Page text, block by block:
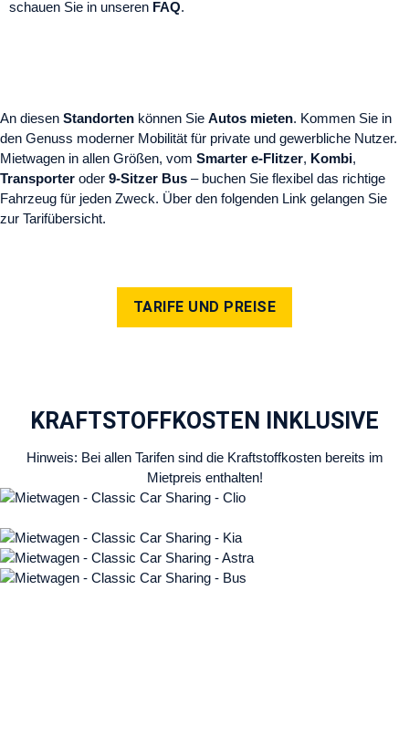
schauen Sie in unseren FAQ.
An diesen Standorten können Sie Autos mieten. Kommen Sie in
den Genuss moderner Mobilität für private und gewerbliche Nutzer.
Mietwagen in allen Größen, vom Smarter e-Flitzer, Kombi,
Transporter oder 9-Sitzer Bus – buchen Sie flexibel das richtige
Fahrzeug für jeden Zweck. Über den folgenden Link gelangen Sie
zur Tarifübersicht.
TARIFE UND PREISE
KRAFTSTOFFKOSTEN INKLUSIVE
Hinweis: Bei allen Tarifen sind die Kraftstoffkosten bereits im
Mietpreis enthalten!